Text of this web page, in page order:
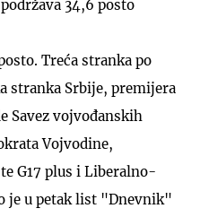
34,6 posto
Treća stranka po
stranka Srbije, premijera
Savez vojvođanskih
Vojvodine,
G17 plus i Liberalno-
je u petak list "Dnevnik"